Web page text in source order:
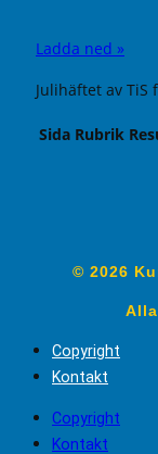
Ladda ned »
Julihäftet av TiS
Sida Rubrik
© 2026
Copyright
Kontakt
Copyright
Kontakt